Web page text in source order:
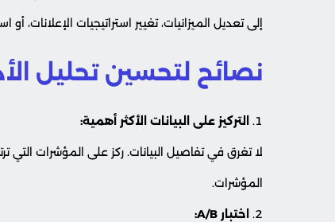
إلى تعديل الميزانيات، تغيير استراتيجيات الإعلانات،
نصائح لتحسين تحليل
التركيز على البيانات الأكثر أهمية:
لا تغرق في تفاصيل البيانات. ركز على المؤشرات التي
المؤشرات.
اختبار A/B: